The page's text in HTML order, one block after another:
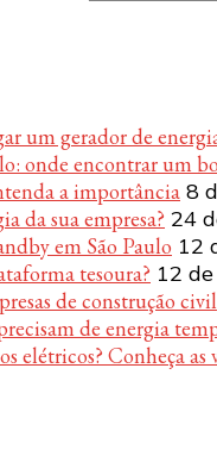
um gerador de
onde encontrar um
a importância 8
da sua empresa? 24
em São Paulo 12
tesoura? 12
de construção civil
de energia
elétricos? Conheça as